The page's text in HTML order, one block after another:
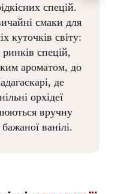
спецій.
смаки для
куточків світу:
ринків спецій,
ароматом, до
де
орхідеї
вручну
ванілі.